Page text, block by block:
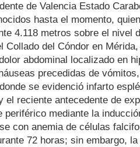
de Valencia Estado
hasta el momento,
4.118 metros sobre el nivel
Collado del Cóndor en
abdominal localizado en
precedidas de
se evidenció infarto
el reciente antecedente de
periférico mediante la
con anemia de células
72 horas; sin embargo,